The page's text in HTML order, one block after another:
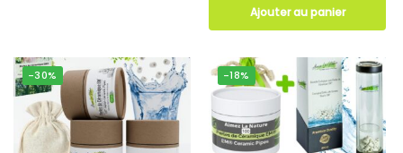
Ajouter au panier
-30% -18%